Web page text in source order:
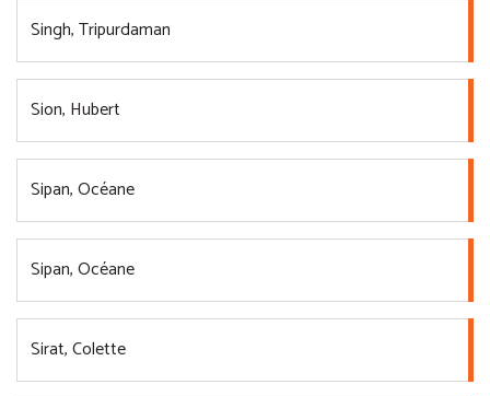
Singh, Tripurdaman
Sion, Hubert
Sipan, Océane
Sipan, Océane
Sirat, Colette